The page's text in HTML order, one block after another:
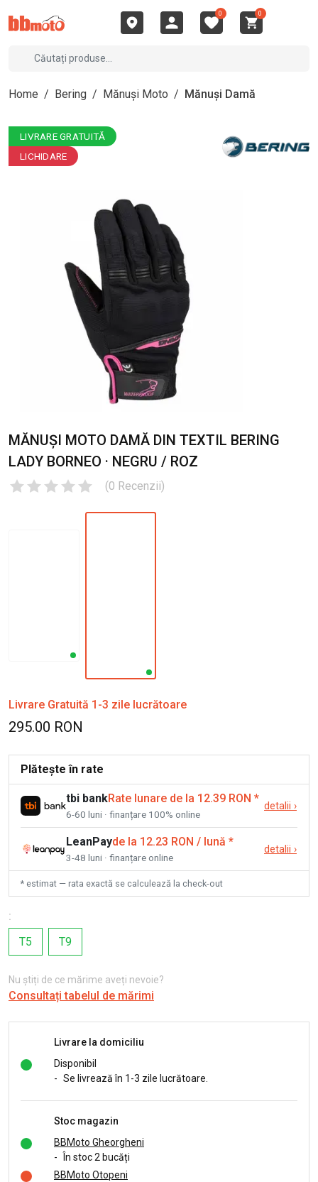
0 0
Home / Bering / Mănuși Moto / Mănuși Damă
LIVRARE GRATUITĂ
LICHIDARE
MĂNUȘI MOTO DAMĂ DIN TEXTIL BERING
LADY BORNEO · NEGRU / ROZ
(0 Recenzii)
Livrare Gratuită 1-3 zile lucrătoare
295.00 RON
Plătește în rate
tbi bankRate lunare de la 12.39 RON *
6-60 luni · finanțare 100% online
detalii ›
LeanPayde la 12.23 RON / lună *
3-48 luni · finanțare online
detalii ›
* estimat — rata exactă se calculează la check-out
:
T5
T9
Nu știți de ce mărime aveți nevoie?
Consultați tabelul de mărimi
Livrare la domiciliu
Disponibil
- Se livrează în 1-3 zile lucrătoare.
Stoc magazin
BBMoto Gheorgheni
-
În stoc 2 bucăți
BBMoto Otopeni